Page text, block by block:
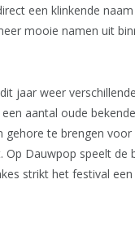
een klinkende
mooie namen uit
jaar weer
aantal oude
gehore te brengen
Dauwpop speelt de
strikt het festival